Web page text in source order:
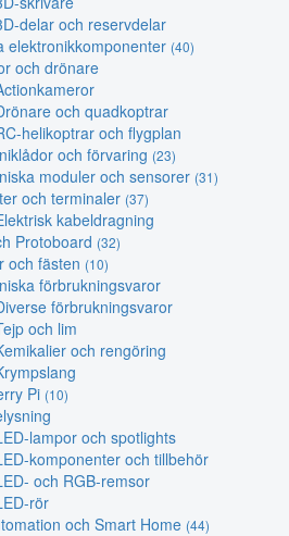
delar och reservdelar
elektronikkomponenter (40)
och drönare
och quadkoptrar
helikoptrar och flygplan
och förvaring (23)
moduler och sensorer (31)
och terminaler (37)
kabeldragning
Protoboard (32)
och fästen (10)
förbrukningsvaror
förbrukningsvaror
och lim
och rengöring
Pi (10)
lampor och spotlights
komponenter och tillbehör
och RGB-remsor
rör
och Smart Home (44)